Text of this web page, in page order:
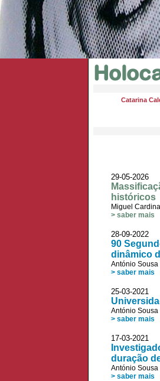
Catarina
29-05-
históricos
Miguel Cardina
> saber mais
28-09-
90
dinâmico
António
> saber mais
25-03-
António
> saber mais
17-03-2021
duração
António
> saber mais